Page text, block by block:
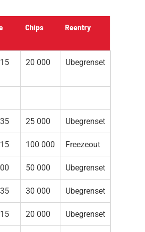
Chips Reentry
20 000 Ubegrenset
25 000 Ubegrenset
100 000 Freezeout
50 000 Ubegrenset
30 000 Ubegrenset
20 000 Ubegrenset